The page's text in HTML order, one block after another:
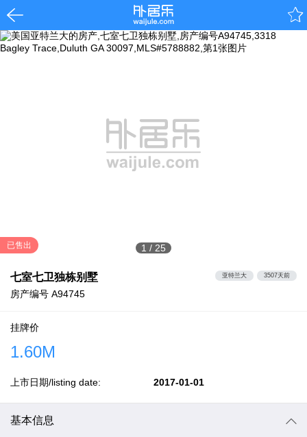
1 / 25
已售出
七室七卫独栋别墅
房产编号 A94745
亚特兰大 3507天前
挂牌价
1.60M
上市日期/listing date: 2017-01-01
基本信息